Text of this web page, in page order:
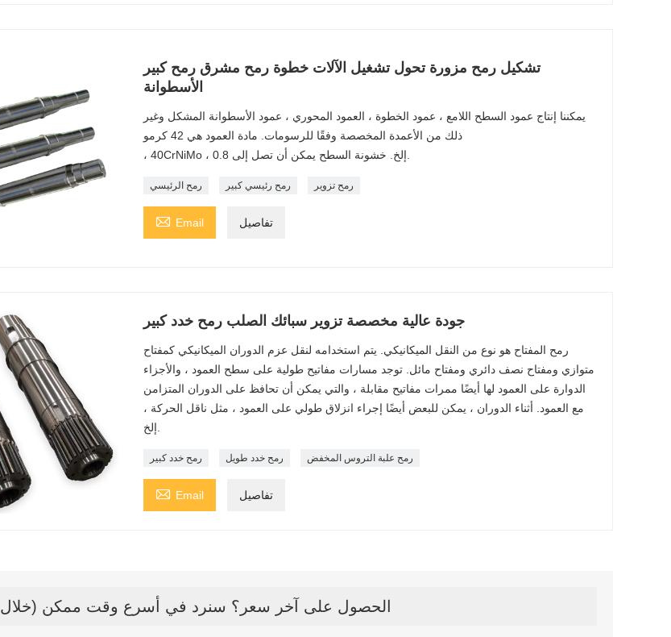
تشكيل رمح مزورة تحول تشغيل الآلات خطوة رمح مشرق رمح كبير
الأسطوانة
يمكننا إنتاج عمود السطح اللامع ، عمود الخطوة ، العمود المحوري ، عمود الأسطوانة المشكل وغير
ذلك من الأعمدة المخصصة وفقًا للرسومات. مادة العمود هي 42 كرمو
، 40CrNiMo ، إلخ. خشونة السطح يمكن أن تصل إلى 0.8.
رمح الرئيسي رمح رئيسي كبير رمح تزوير
 Email تفاصيل
جودة عالية مخصصة تزوير سبائك الصلب رمح خدد كبير
رمح المفتاح هو نوع من النقل الميكانيكي. يتم استخدامه لنقل عزم الدوران الميكانيكي كمفتاح
متوازي ومفتاح نصف دائري ومفتاح مائل. توجد مسارات مفاتيح طولية على سطح العمود ، والأجزاء
الدوارة على العمود لها أيضًا ممرات مفاتيح مقابلة ، والتي يمكن أن تحافظ على الدوران المتزامن
مع العمود. أثناء الدوران ، يمكن للبعض أيضًا إجراء انزلاق طولي على العمود ، مثل ناقل الحركة ،
رمح خدد كبير رمح خدد طويل رمح علبة التروس المخفض
 Email تفاصيل
الحصول على آخر سعر؟ سنرد في أسرع وقت ممكن (خلال 12 ساعة)